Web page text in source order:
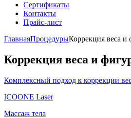
Сертификаты
Контакты
Прайс-лист
ГлавнаяПроцедурыКоррекция веса и
Коррекция веса и
Комплексный подход к коррекции
ICOONE Laser
Массаж тела